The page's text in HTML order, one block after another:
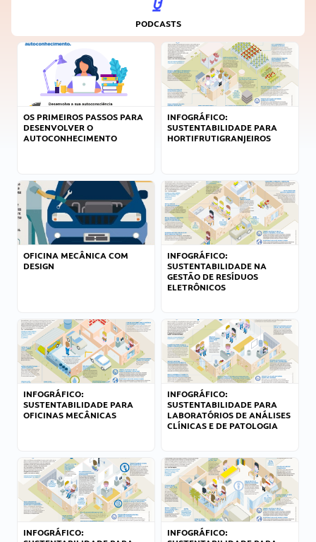
PODCASTS
OS PRIMEIROS PASSOS PARA
DESENVOLVER O
AUTOCONHECIMENTO
INFOGRÁFICO:
SUSTENTABILIDADE PARA
HORTIFRUTIGRANJEIROS
OFICINA MECÂNICA COM
DESIGN
INFOGRÁFICO:
SUSTENTABILIDADE NA
GESTÃO DE RESÍDUOS
ELETRÔNICOS
INFOGRÁFICO:
SUSTENTABILIDADE PARA
OFICINAS MECÂNICAS
INFOGRÁFICO:
SUSTENTABILIDADE PARA
LABORATÓRIOS DE ANÁLISES
CLÍNICAS E DE PATOLOGIA
INFOGRÁFICO:
INFOGRÁFICO: